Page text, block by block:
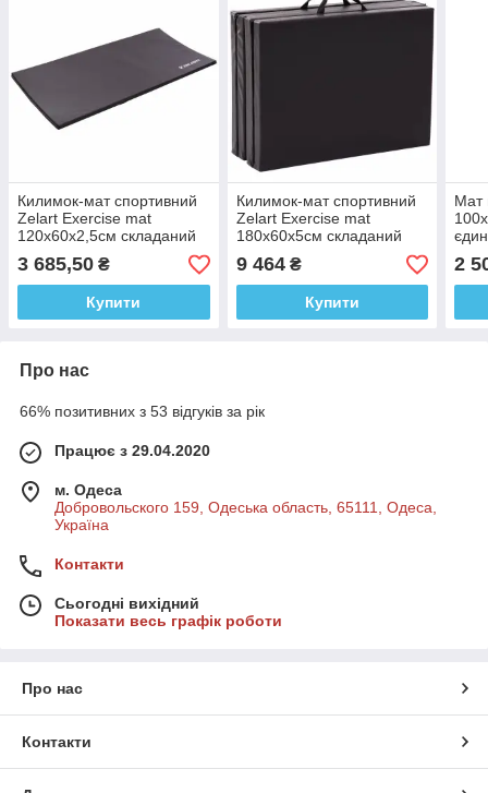
Килимок-мат спортивний
Zelart Exercise mat
120х60х2,5см складаний
для вправ
3 685,50 ₴
Купити
Килимок-мат спортивний
Zelart Exercise mat
180х60х5см складаний
для вправ
9 464₴
Купити
Мат
2
Про нас
66% позитивних з 53 відгуків за рік
Працює з 29.04.2020
м. Одеса
Добровольского 159, Одеська область, 65111, Одеса,
Україна
Контакти
Сьогодні вихідний
Показати весь графік роботи
Про нас
Контакти